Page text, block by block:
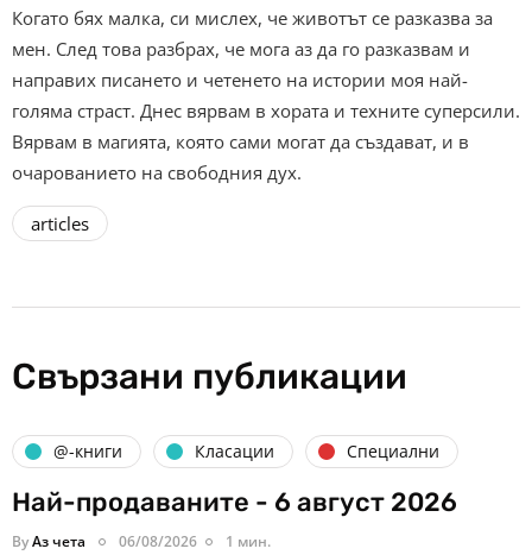
Когато бях малка, си мислех, че животът се разказва за
мен. След това разбрах, че мога аз да го разказвам и
направих писането и четенето на истории моя най-
голяма страст. Днес вярвам в хората и техните суперсили.
Вярвам в магията, която сами могат да създават, и в
очарованието на свободния дух.
articles
Свързани публикации
@-книги Класации Специални
Най-продаваните - 6 август 2026
ByАз чета 06/08/2026 1 мин.